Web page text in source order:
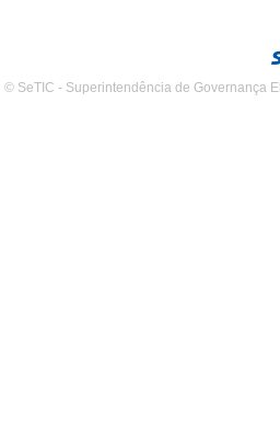
© SeTIC - Superintendência de Governança